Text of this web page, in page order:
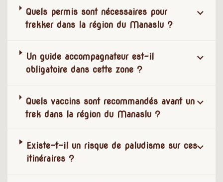
Quels permis sont nécessaires pour
trekker dans la région du Manaslu ?
Un guide accompagnateur est-il
obligatoire dans cette zone ?
Quels vaccins sont recommandés avant un
trek dans la région du Manaslu ?
Existe-t-il un risque de paludisme sur ces
itinéraires ?